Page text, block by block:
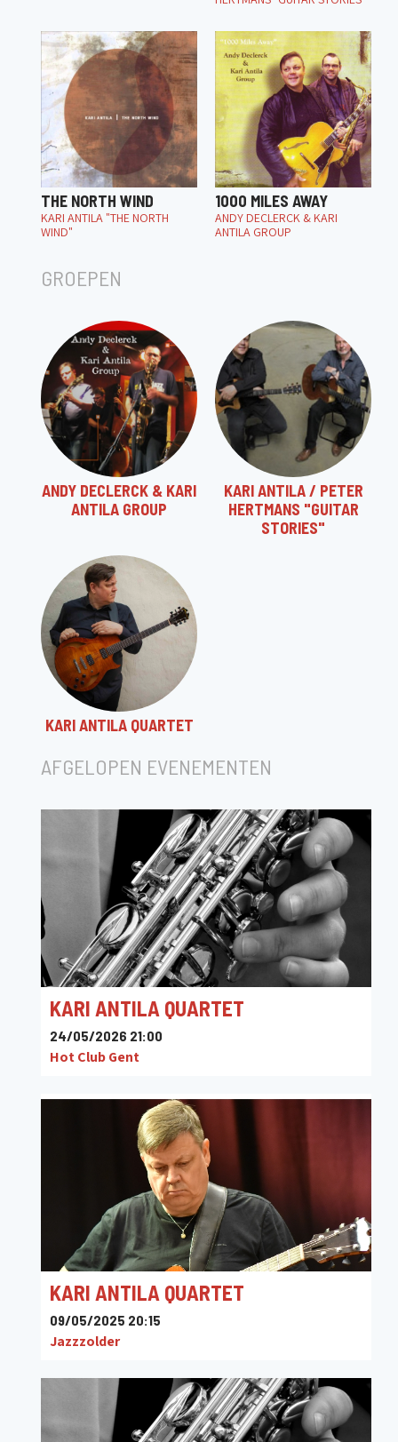
THE NORTH WIND
KARI ANTILA "THE NORTH
WIND"
1000 MILES AWAY
ANDY DECLERCK & KARI
ANTILA GROUP
GROEPEN
ANDY DECLERCK & KARI
ANTILA GROUP
KARI ANTILA / PETER
HERTMANS "GUITAR
STORIES"
KARI ANTILA QUARTET
AFGELOPEN EVENEMENTEN
KARI ANTILA QUARTET
24/05/2026 21:00
Hot Club Gent
KARI ANTILA QUARTET
09/05/2025 20:15
Jazzzolder